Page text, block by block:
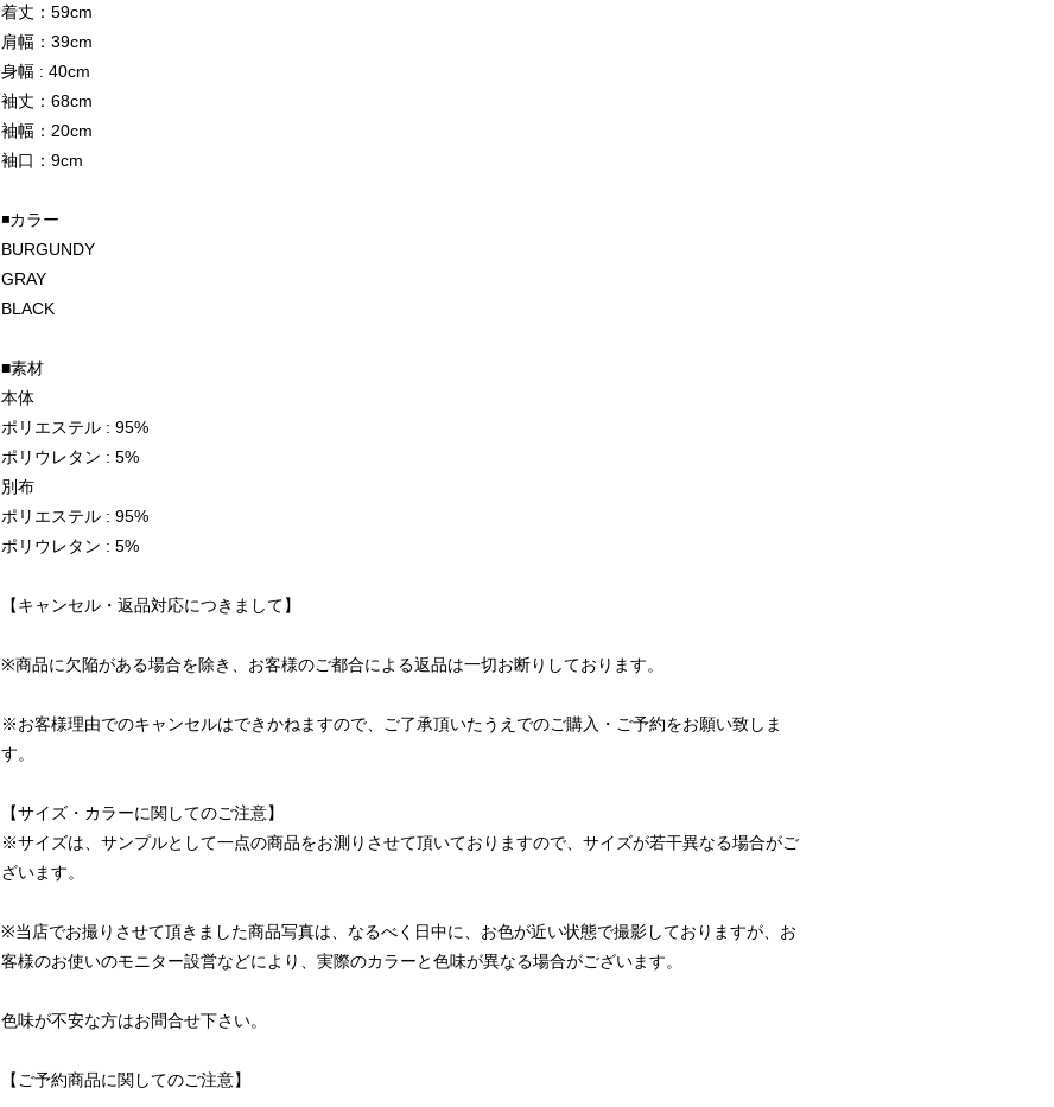
着丈：59cm
肩幅：39cm
身幅 : 40cm
袖丈：68cm
袖幅：20cm
袖口：9cm
◾️カラー
BURGUNDY
GRAY
BLACK
■素材
本体
ポリエステル : 95%
ポリウレタン : 5%
別布
ポリエステル : 95%
ポリウレタン : 5%
【キャンセル・返品対応につきまして】
※商品に欠陥がある場合を除き、お客様のご都合による返品は一切お断りしております。
※お客様理由でのキャンセルはできかねますので、ご了承頂いたうえでのご購入・ご予約をお願い致しま
す。
【サイズ・カラーに関してのご注意】
※サイズは、サンプルとして一点の商品をお測りさせて頂いておりますので、サイズが若干異なる場合がご
ざいます。
※当店でお撮りさせて頂きました商品写真は、なるべく日中に、お色が近い状態で撮影しておりますが、お
客様のお使いのモニター設営などにより、実際のカラーと色味が異なる場合がございます。
色味が不安な方はお問合せ下さい。
【ご予約商品に関してのご注意】